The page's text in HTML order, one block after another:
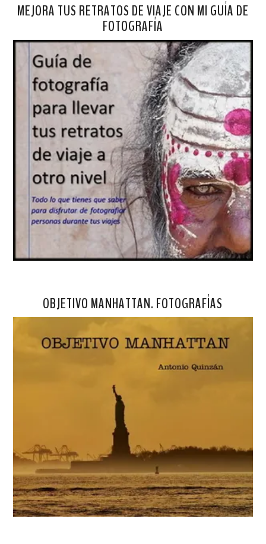
MEJORA TUS RETRATOS DE VIAJE CON MI GUÍA DE
FOTOGRAFÍA
OBJETIVO MANHATTAN. FOTOGRAFÍAS